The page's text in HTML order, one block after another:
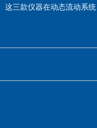
这三款仪器在动态流动系统